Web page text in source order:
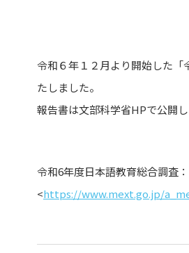
令和６年１２月より開始した「
たしました。
報告書は文部科学省HPで公開し
令和6年度日本語教育総合調査
<https://www.mext.go.jp/